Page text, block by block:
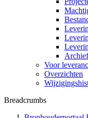
Voor
Overzichten
Breadcrumbs